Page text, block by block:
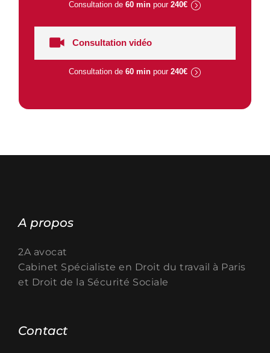
Consultation de 60 minpour 240€
Consultation vidéo
Consultation de 60 minpour 240€
A propos
2A avocat
Cabinet Spécialiste en Droit du travail à Paris
et Droit de la Sécurité Sociale
Contact